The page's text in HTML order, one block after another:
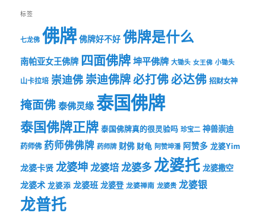
标签
七龙佛 佛牌 佛牌好不好 佛牌是什么
南帕亚女王佛牌 四面佛牌坤平佛牌 大锄头 女王佛 小锄头
山卡拉培 崇迪佛崇迪佛牌必打佛必达佛 招财女神
掩面佛泰佛灵缘泰国佛牌
泰国佛牌正牌 泰国佛牌真的很灵验吗 珍宝二 神兽崇迪
药师佛 药师佛佛牌 药师牌 财佛 财龟 阿赞坤潘 阿赞多 龙婆Yim
龙婆卡贤 龙婆坤龙婆培龙婆多龙婆托 龙婆撒空
龙婆术 龙婆添 龙婆班 龙婆登 龙婆禅南 龙婆贵 龙婆银
龙普托